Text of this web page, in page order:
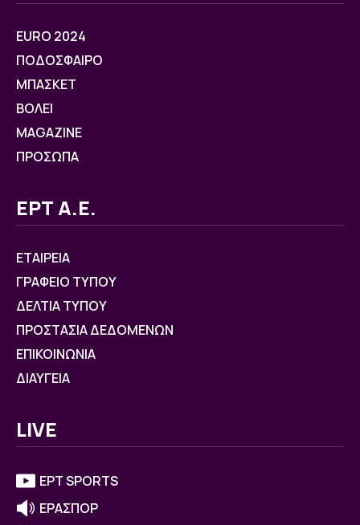
EURO 2024
ΠΟΔΟΣΦΑΙΡΟ
ΜΠΑΣΚΕΤ
ΒOΛΕΙ
MAGAZINE
ΠΡΟΣΩΠΑ
ΕΡΤ Α.Ε.
ΕΤΑΙΡΕΙΑ
ΓΡΑΦΕΙΟ ΤΥΠΟΥ
ΔΕΛΤΙΑ ΤΥΠΟΥ
ΠΡΟΣΤΑΣΙΑ ΔΕΔΟΜΕΝΩΝ
ΕΠΙΚΟΙΝΩΝΙΑ
ΔΙΑΥΓΕΙΑ
LIVE
ΕΡΤ SPORTS
ΕΡΑΣΠΟΡ